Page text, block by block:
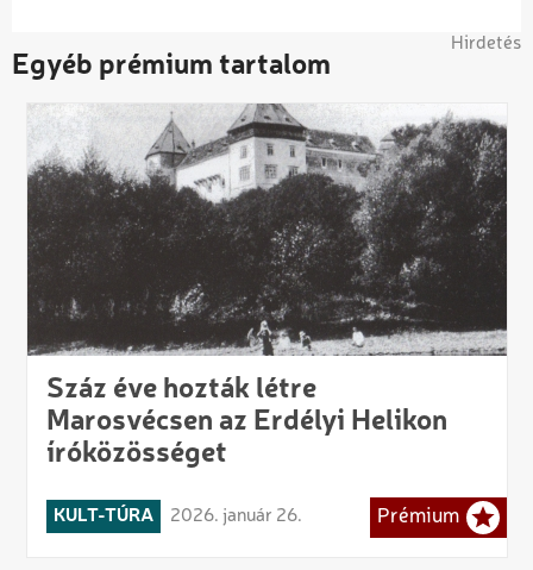
Hirdetés
Egyéb prémium tartalom
Száz éve hozták létre
Marosvécsen az Erdélyi Helikon
íróközösséget
KULT-TÚRA 2026. január 26. Prémium